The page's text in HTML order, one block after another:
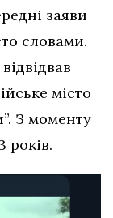
заяви
словами.
місто
З моменту
років.